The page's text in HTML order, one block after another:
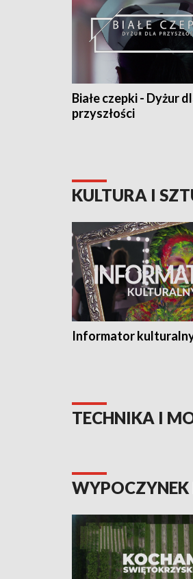
Białe czepki - Dyżur
przyszłości
KULTURA I
Informator
TECHNIKA I
WYPOCZYNEK